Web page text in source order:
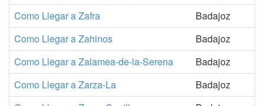
Como Llegar a Zafra
Badajoz
Como Llegar a Zahinos
Badajoz
Como Llegar a Zalamea-de-la-Serena
Badajoz
Como Llegar a Zarza-La
Badajoz